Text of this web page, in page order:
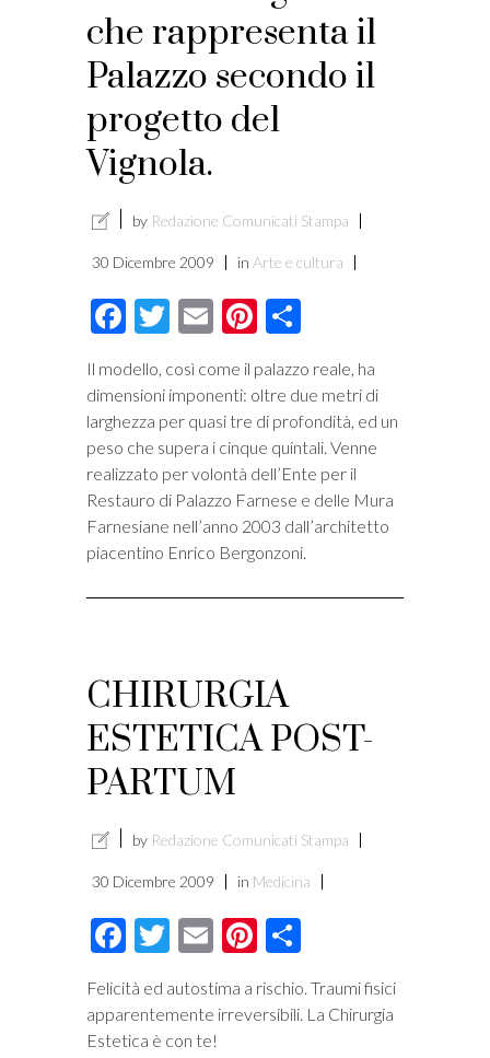
che rappresenta il
Palazzo secondo il
progetto del
Vignola.
by Redazione Comunicati Stampa
30 Dicembre 2009 in Arte e cultura
Facebook
Twitter
EmailPinterest
Il modello, così come il palazzo reale, ha
dimensioni imponenti: oltre due metri di
larghezza per quasi tre di profondità, ed un
peso che supera i cinque quintali. Venne
realizzato per volontà dell’Ente per il
Restauro di Palazzo Farnese e delle Mura
Farnesiane nell’anno 2003 dall’architetto
piacentino Enrico Bergonzoni.
CHIRURGIA
ESTETICA POST-
PARTUM
by Redazione Comunicati Stampa
30 Dicembre 2009 in Medicina
Facebook
Twitter
EmailPinterest
Felicità ed autostima a rischio. Traumi fisici
apparentemente irreversibili. La Chirurgia
Estetica è con te!